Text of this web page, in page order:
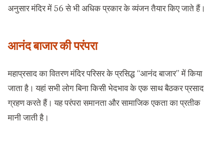
अनुसार मंदिर में 56 से भी अधिक प्रकार के व्यंजन तैयार किए जाते हैं।
आनंद बाजार की परंपरा
महाप्रसाद का वितरण मंदिर परिसर के प्रसिद्ध “आनंद बाजार” में किया
जाता है। यहां सभी लोग बिना किसी भेदभाव के एक साथ बैठकर प्रसाद
ग्रहण करते हैं। यह परंपरा समानता और सामाजिक एकता का प्रतीक
मानी जाती है।